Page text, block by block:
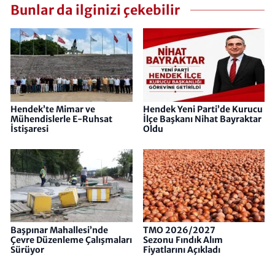
Bunlar da ilginizi çekebilir
Hendek’te Mimar ve
Mühendislerle E-Ruhsat
İstişaresi
Hendek Yeni Parti’de Kurucu
İlçe Başkanı Nihat Bayraktar
Oldu
Başpınar Mahallesi’nde
Çevre Düzenleme Çalışmaları
Sürüyor
TMO 2026/2027
Sezonu Fındık Alım
Fiyatlarını Açıkladı